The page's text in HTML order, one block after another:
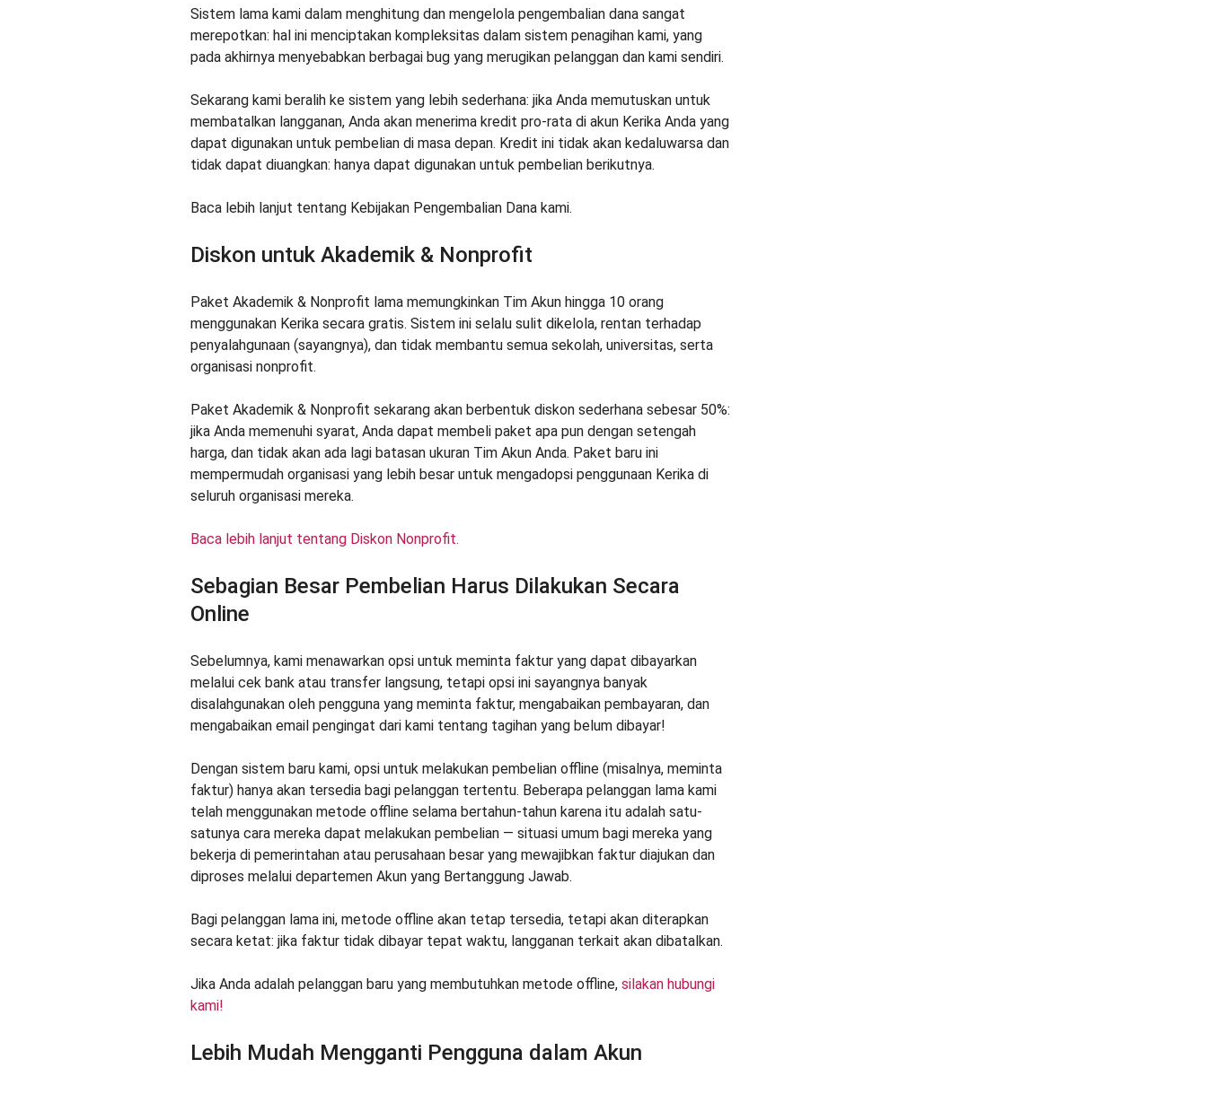
Sistem lama kami dalam menghitung dan mengelola pengembalian dana sangat
merepotkan: hal ini menciptakan kompleksitas dalam sistem penagihan kami, yang
pada akhirnya menyebabkan berbagai bug yang merugikan pelanggan dan kami sendiri.
Sekarang kami beralih ke sistem yang lebih sederhana: jika Anda memutuskan untuk
membatalkan langganan, Anda akan menerima kredit pro-rata di akun Kerika Anda yang
dapat digunakan untuk pembelian di masa depan. Kredit ini tidak akan kedaluwarsa dan
tidak dapat diuangkan: hanya dapat digunakan untuk pembelian berikutnya.
Baca lebih lanjut tentang Kebijakan Pengembalian Dana kami.
Diskon untuk Akademik & Nonprofit
Paket Akademik & Nonprofit lama memungkinkan Tim Akun hingga 10 orang
menggunakan Kerika secara gratis. Sistem ini selalu sulit dikelola, rentan terhadap
penyalahgunaan (sayangnya), dan tidak membantu semua sekolah, universitas, serta
organisasi nonprofit.
Paket Akademik & Nonprofit sekarang akan berbentuk diskon sederhana sebesar 50%:
jika Anda memenuhi syarat, Anda dapat membeli paket apa pun dengan setengah
harga, dan tidak akan ada lagi batasan ukuran Tim Akun Anda. Paket baru ini
mempermudah organisasi yang lebih besar untuk mengadopsi penggunaan Kerika di
seluruh organisasi mereka.
Baca lebih lanjut tentang Diskon Nonprofit.
Sebagian Besar Pembelian Harus Dilakukan Secara
Online
Sebelumnya, kami menawarkan opsi untuk meminta faktur yang dapat dibayarkan
melalui cek bank atau transfer langsung, tetapi opsi ini sayangnya banyak
disalahgunakan oleh pengguna yang meminta faktur, mengabaikan pembayaran, dan
mengabaikan email pengingat dari kami tentang tagihan yang belum dibayar!
Dengan sistem baru kami, opsi untuk melakukan pembelian offline (misalnya, meminta
faktur) hanya akan tersedia bagi pelanggan tertentu. Beberapa pelanggan lama kami
telah menggunakan metode offline selama bertahun-tahun karena itu adalah satu-
satunya cara mereka dapat melakukan pembelian — situasi umum bagi mereka yang
bekerja di pemerintahan atau perusahaan besar yang mewajibkan faktur diajukan dan
diproses melalui departemen Akun yang Bertanggung Jawab.
Bagi pelanggan lama ini, metode offline akan tetap tersedia, tetapi akan diterapkan
secara ketat: jika faktur tidak dibayar tepat waktu, langganan terkait akan dibatalkan.
Jika Anda adalah pelanggan baru yang membutuhkan metode offline, silakan hubungi
kami!
Lebih Mudah Mengganti Pengguna dalam Akun